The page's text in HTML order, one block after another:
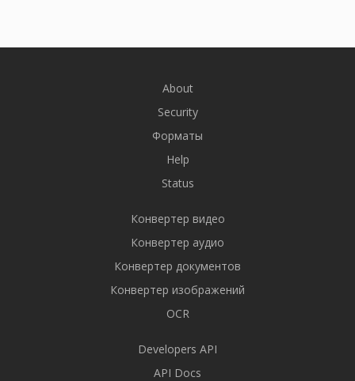
About
Security
Форматы
Help
Status
Конвертер видео
Конвертер аудио
Конвертер документов
Конвертер изображений
OCR
Developers API
API Docs